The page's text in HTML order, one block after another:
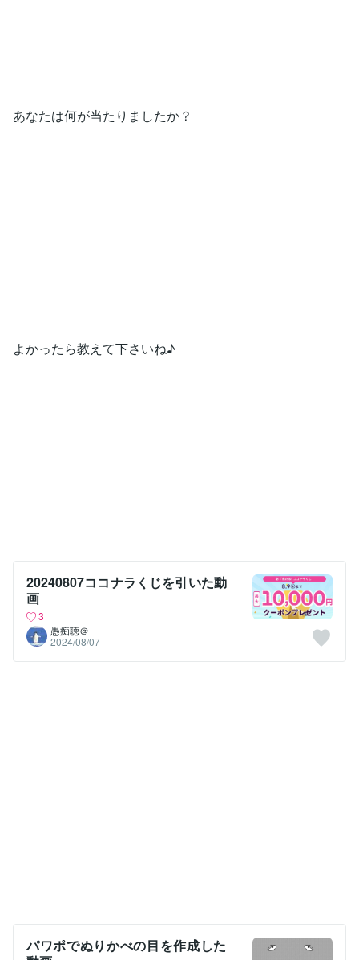
あなたは何が当たりましたか？
よかったら教えて下さいね♪
20240807ココナラくじを引いた動
画
3
愚痴聴＠
2024/08/07
パワポでぬりかべの目を作成した